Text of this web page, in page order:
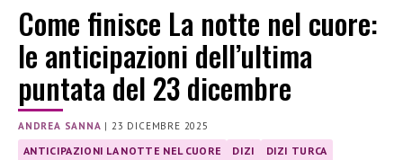
Come finisce La notte nel cuore:
le anticipazioni dell’ultima
puntata del 23 dicembre
ANDREA SANNA |23 DICEMBRE 2025
ANTICIPAZIONI LA NOTTE NEL CUORE DIZI
DIZI TURCA